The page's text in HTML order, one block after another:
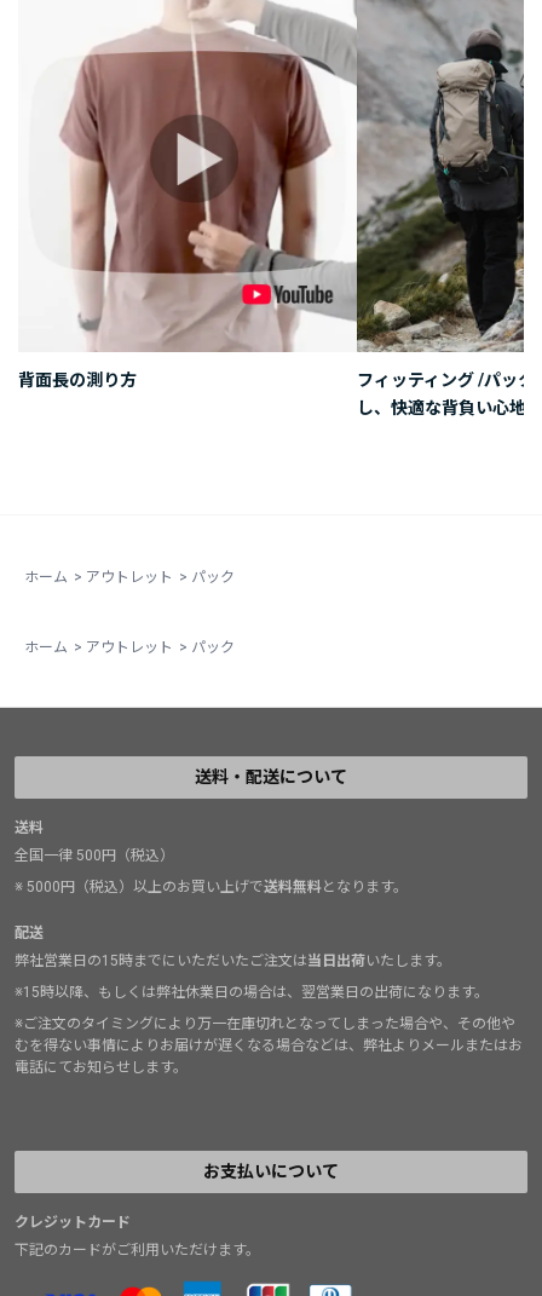
背面長の測り方
フィッティング /パッ
し、快適な背負い心地
ホーム > アウトレット > パック
ホーム > アウトレット > パック
送料・配送について
送料
全国一律 500円（税込）
※ 5000円（税込）以上のお買い上げで送料無料となります。
配送
弊社営業日の15時までにいただいたご注文は当日出荷いたします。
※15時以降、もしくは弊社休業日の場合は、翌営業日の出荷になります。
※ご注文のタイミングにより万一在庫切れとなってしまった場合や、その他や
むを得ない事情によりお届けが遅くなる場合などは、弊社よりメールまたはお
電話にてお知らせします。
お支払いについて
クレジットカード
下記のカードがご利用いただけます。